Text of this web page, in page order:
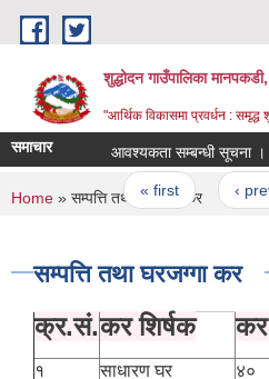
Skip to main content
शुद्धोदन गाउँपालिका
"आर्थिक विकासमा प्रवर्धन : समृद्ध
समाचार आवश्यकता सम्बन्धी सूचना ।
Pages
« first ‹
You are here
Home » सम्पत्ति तथा घरजग्गा कर
सम्पत्ति तथा घरजग्गा कर
क्र.सं.कर शिर्षक
१ साधारण घर
४०